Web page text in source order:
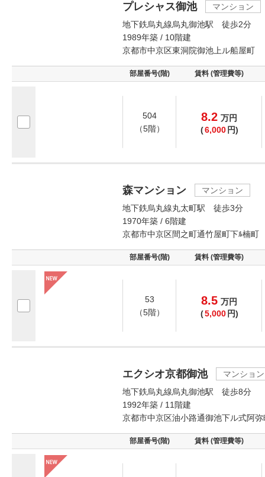
プレシャス御池
マンション
地下鉄烏丸線烏丸御池駅 徒歩2分
1989年築 / 10階建
京都市中京区東洞院御池上ル船屋町
部屋番号(階) 賃料 (管理費等)
504
（5階）
8.2 万円
(6,000 円)
森マンション
マンション
地下鉄烏丸線丸太町駅 徒歩3分
1970年築 / 6階建
京都市中京区間之町通竹屋町下ﾙ楠町
部屋番号(階) 賃料 (管理費等)
53
（5階）
8.5 万円
(5,000 円)
エクシオ京都御池
マンション
地下鉄烏丸線烏丸御池駅 徒歩8分
1992年築 / 11階建
京都市中京区油小路通御池下ル式阿弥
部屋番号(階) 賃料 (管理費等)